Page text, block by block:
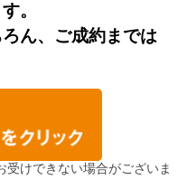
。
ん、ご成約までは
けできない場合がございま